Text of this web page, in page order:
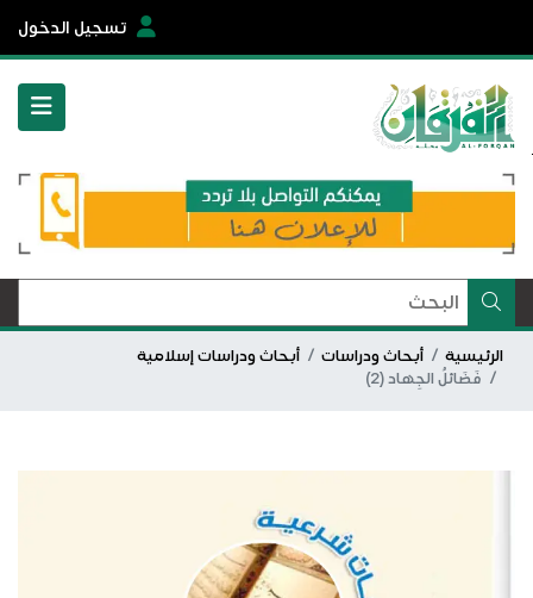
تسجيل الدخول
الرئيسية أبحاث ودراسات
أبحاث ودراسات إسلامية
فَضَائلُ الجِهاد (2)